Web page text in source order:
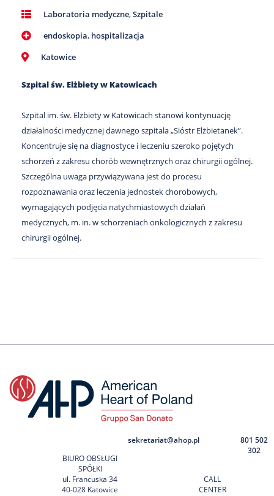
Laboratoria medyczne,Szpitale
endoskopia, hospitalizacja
Katowice
Szpital św. Elżbiety w Katowicach
Szpital im. św. Elżbiety w Katowicach stanowi kontynuację
działalności medycznej dawnego szpitala „Sióstr Elżbietanek”.
Koncentruje się na diagnostyce i leczeniu szeroko pojętych
schorzeń z zakresu chorób wewnętrznych oraz chirurgii ogólnej.
Szczególna uwaga przywiązywana jest do procesu
rozpoznawania oraz leczenia jednostek chorobowych,
wymagających podjęcia natychmiastowych działań
medycznych, m. in. w schorzeniach onkologicznych z zakresu
chirurgii ogólnej.
BIURO OBSŁUGI
SPÓŁKI
ul. Francuska 34
40-028 Katowice
sekretariat@ahop.pl
CALL
CENTER
801 502
302